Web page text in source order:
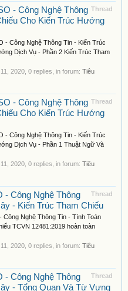
Thread
- Công Nghệ Thông
Cho Kiến Trúc Hướng
- Công Nghệ Thông Tin - Kiến Trúc
Dịch Vụ - Phần 2 Kiến Trúc Tham
2020 , 0 replies, in forum: Tiêu
Thread
- Công Nghệ Thông
Cho Kiến Trúc Hướng
- Công Nghệ Thông Tin - Kiến Trúc
Dịch Vụ - Phần 1 Thuật Ngữ Và
2020 , 0 replies, in forum: Tiêu
Thread
- Công Nghệ Thông
- Kiến Trúc Tham Chiếu
Công Nghệ Thông Tin - Tính Toán
TCVN 12481:2019 hoàn toàn
2020 , 0 replies, in forum: Tiêu
Thread
- Công Nghệ Thông
- Tổng Quan Và Từ Vựng